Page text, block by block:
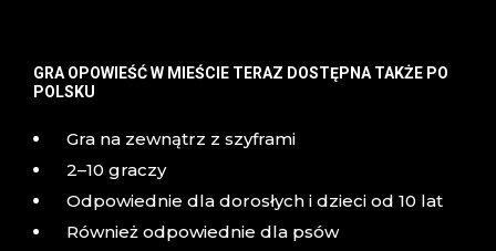
GRA OPOWIEŚĆ W MIEŚCIE TERAZ DOSTĘPNA TAKŻE PO
POLSKU
Gra na zewnątrz z szyframi
2–10 graczy
Odpowiednie dla dorosłych i dzieci od 10 lat
Również odpowiednie dla psów